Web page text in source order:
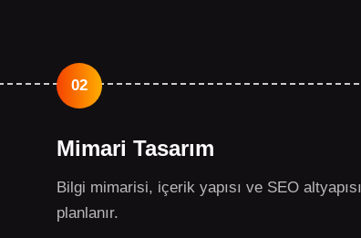
02
Mimari Tasarım
Bilgi mimarisi, içerik yapısı ve SEO altyapısı
planlanır.